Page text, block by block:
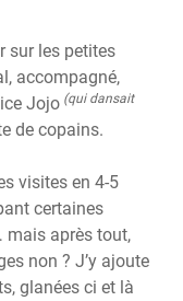
sur les petites
accompagné,
Jojo (qui dansait
de copains.
visites en 4-5
certaines
mais après tout,
non ? J’y ajoute
glanées ci et là